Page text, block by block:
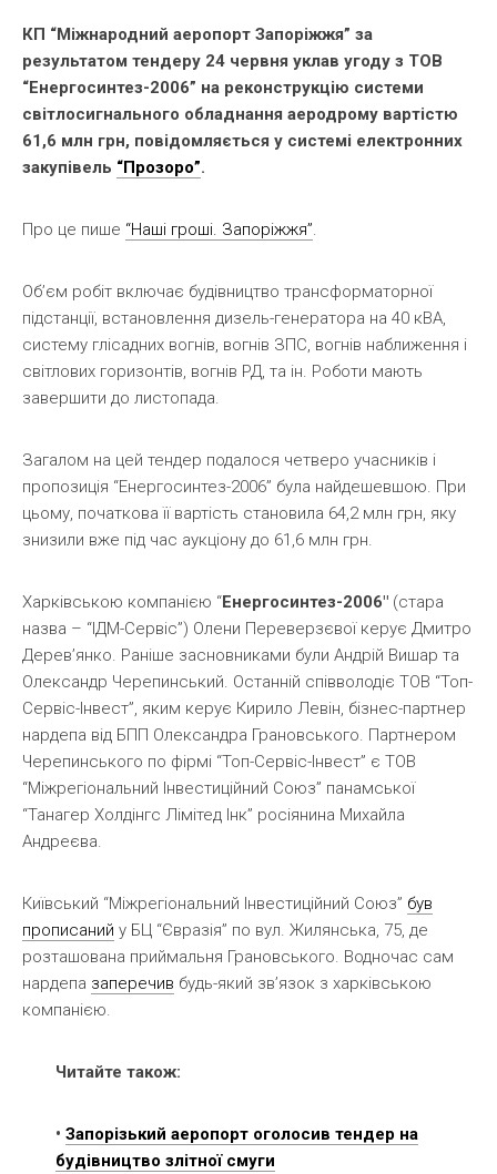
КП “Міжнародний аеропорт Запоріжжя” за
результатом тендеру 24 червня уклав угоду з ТОВ
“Енергосинтез-2006” на реконструкцію системи
світлосигнального обладнання аеродрому вартістю
61,6 млн грн, повідомляється у системі електронних
закупівель “Прозоро”.
Про це пише “Наші гроші. Запоріжжя”.
Об’єм робіт включає будівництво трансформаторної
підстанції, встановлення дизель-генератора на 40 кВА,
систему глісадних вогнів, вогнів ЗПС, вогнів наближення і
світлових горизонтів, вогнів РД, та ін. Роботи мають
завершити до листопада.
Загалом на цей тендер подалося четверо учасників і
пропозиція “Енергосинтез-2006” була найдешевшою. При
цьому, початкова її вартість становила 64,2 млн грн, яку
знизили вже під час аукціону до 61,6 млн грн.
Харківською компанією “Енергосинтез-2006″ (стара
назва – “ІДМ-Сервіс”) Олени Переверзєвої керує Дмитро
Дерев’янко. Раніше засновниками були Андрій Вишар та
Олександр Черепинський. Останній співволодіє ТОВ “Топ-
Сервіс-Інвест”, яким керує Кирило Левін, бізнес-партнер
нардепа від БПП Олександра Грановського. Партнером
Черепинського по фірмі “Топ-Сервіс-Інвест” є ТОВ
“Міжрегіональний Інвестиційний Союз” панамської
“Танагер Холдінгс Лімітед Інк” росіянина Михайла
Андреєва.
Київський “Міжрегіональний Інвестиційний Союз” був
прописаний у БЦ “Євразія” по вул. Жилянська, 75, де
розташована приймальня Грановського. Водночас сам
нардепа заперечив будь-який зв’язок з харківською
компанією.
Читайте також:
• Запорізький аеропорт оголосив тендер на
будівництво злітної смуги